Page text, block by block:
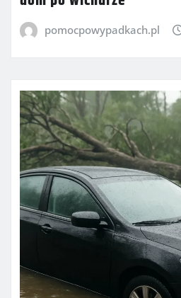
pomocpowypadkach.pl